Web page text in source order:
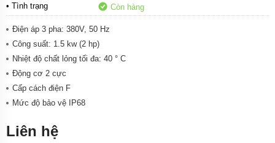
Máy
ly
tâm
Máy
bơm
gia
đình
bơm
công
• Tình trạng
Còn hàng
Điện áp 3 pha: 380V, 50 Hz
Công suất: 1.5 kw (2 hp)
Nhiệt độ chất lỏng tối đa: 40 ° C
Động cơ 2 cực
Cấp cách điện F
Mức độ bảo vệ IP68
Liên hệ